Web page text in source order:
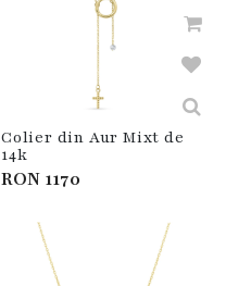
Colier din Aur Mixt de
14k
RON1170